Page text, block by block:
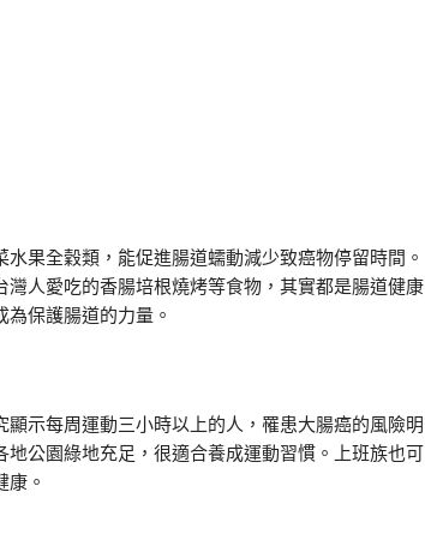
果全穀類，能促進腸道蠕動減少致癌物停留時間。
人愛吃的香腸培根燒烤等食物，其實都是腸道健康
保護腸道的力量。
示每周運動三小時以上的人，罹患大腸癌的風險明
公園綠地充足，很適合養成運動習慣。上班族也可
。